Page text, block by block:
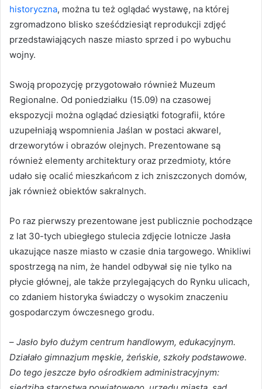
historyczna, można tu też oglądać wystawę, na której
zgromadzono blisko sześćdziesiąt reprodukcji zdjęć
przedstawiających nasze miasto sprzed i po wybuchu
wojny.
Swoją propozycję przygotowało również Muzeum
Regionalne. Od poniedziałku (15.09) na czasowej
ekspozycji można oglądać dziesiątki fotografii, które
uzupełniają wspomnienia Jaślan w postaci akwarel,
drzeworytów i obrazów olejnych. Prezentowane są
również elementy architektury oraz przedmioty, które
udało się ocalić mieszkańcom z ich zniszczonych domów,
jak również obiektów sakralnych.
Po raz pierwszy prezentowane jest publicznie pochodzące
z lat 30-tych ubiegłego stulecia zdjęcie lotnicze Jasła
ukazujące nasze miasto w czasie dnia targowego. Wnikliwi
spostrzegą na nim, że handel odbywał się nie tylko na
płycie głównej, ale także przylegających do Rynku ulicach,
co zdaniem historyka świadczy o wysokim znaczeniu
gospodarczym ówczesnego grodu.
– Jasło było dużym centrum handlowym, edukacyjnym.
Działało gimnazjum męskie, żeńskie, szkoły podstawowe.
Do tego jeszcze było ośrodkiem administracyjnym: